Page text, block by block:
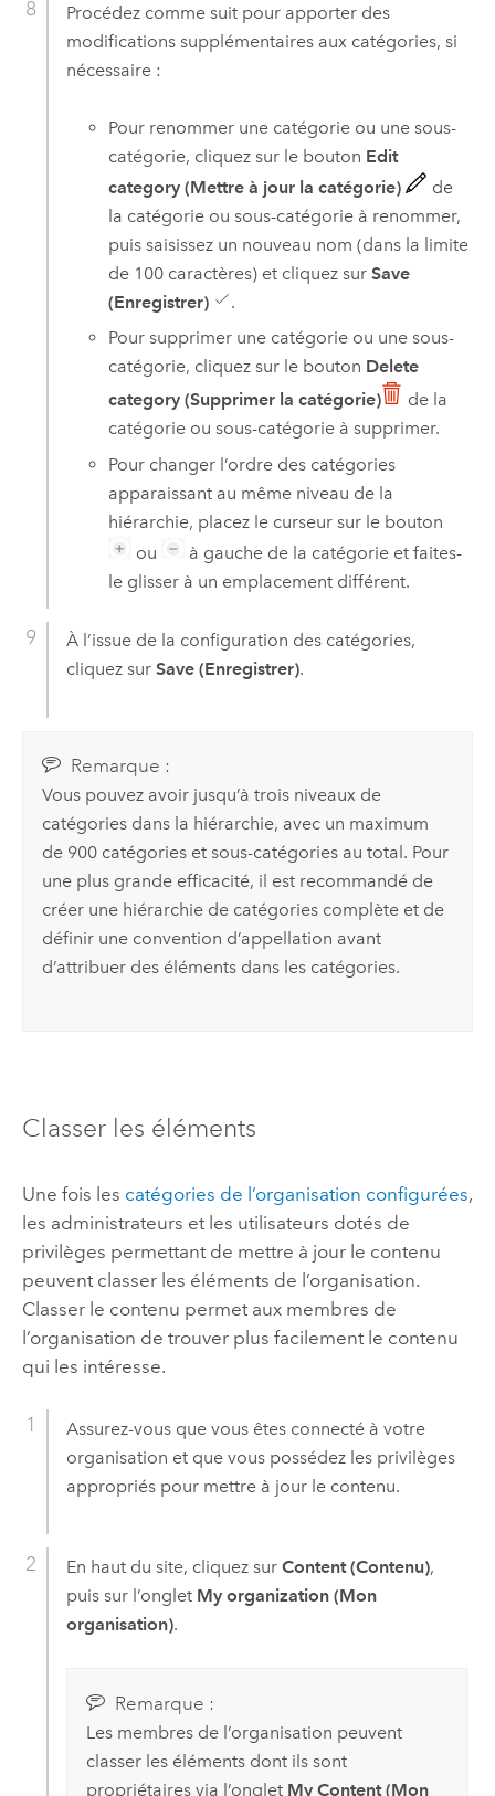
Procédez comme suit pour apporter des
modifications supplémentaires aux catégories, si
nécessaire :
Pour renommer une catégorie ou une sous-
catégorie, cliquez sur le bouton Edit
category (Mettre à jour la catégorie)
de
la catégorie ou sous-catégorie à renommer,
puis saisissez un nouveau nom (dans la limite
de 100 caractères) et cliquez surSave
(Enregistrer)
.
Pour supprimer une catégorie ou une sous-
catégorie, cliquez sur le bouton Delete
category (Supprimer la catégorie)
de la
catégorie ou sous-catégorie à supprimer.
Pour changer l’ordre des catégories
apparaissant au même niveau de la
hiérarchie, placez le curseur sur le bouton
ou
à gauche de la catégorie et faites-
le glisser à un emplacement différent.
À l’issue de la configuration des catégories,
cliquez sur Save (Enregistrer).
Remarque :
Vous pouvez avoir jusqu’à trois niveaux de
catégories dans la hiérarchie, avec un maximum
de 900 catégories et sous-catégories au total. Pour
une plus grande efficacité, il est recommandé de
créer une hiérarchie de catégories complète et de
définir une convention d’appellation avant
d’attribuer des éléments dans les catégories.
Classer les éléments
Une fois les catégories de l’organisation configurées,
les administrateurs et les utilisateurs dotés de
privilèges permettant de mettre à jour le contenu
peuvent classer les éléments de l’organisation.
Classer le contenu permet aux membres de
l’organisation de trouver plus facilement le contenu
qui les intéresse.
Assurez-vous que vous êtes connecté à votre
organisation et que vous possédez les privilèges
appropriés pour mettre à jour le contenu.
En haut du site, cliquez sur Content (Contenu),
puis sur l’onglet My organization (Mon
organisation).
Remarque :
Les membres de l’organisation peuvent
classer les éléments dont ils sont
propriétaires via l’onglet My Content (Mon